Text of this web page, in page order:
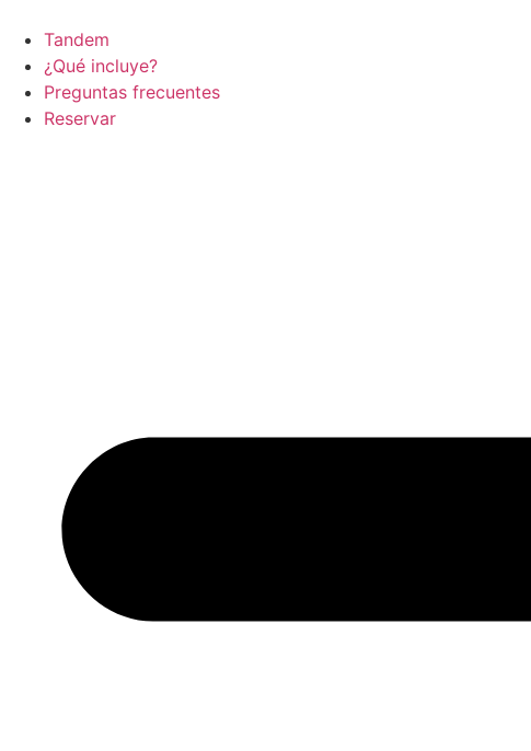
contenido
Tandem
¿Qué incluye?
Preguntas frecuentes
Reservar